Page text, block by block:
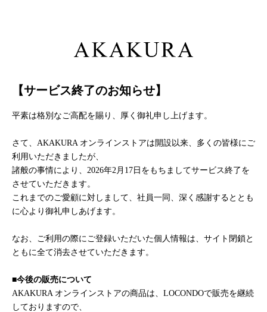
【サービス終了のお知らせ】
平素は格別なご高配を賜り、厚く御礼申し上げます。
さて、AKAKURA オンラインストアは開設以来、多くの皆様にご
利用いただきましたが、
諸般の事情により、2026年2月17日をもちましてサービス終了を
させていただきます。
これまでのご愛顧に対しまして、社員一同、深く感謝するととも
に心より御礼申しあげます。
なお、ご利用の際にご登録いただいた個人情報は、サイト閉鎖と
ともに全て消去させていただきます。
■今後の販売について
AKAKURA オンラインストアの商品は、LOCONDOで販売を継続
しておりますので、